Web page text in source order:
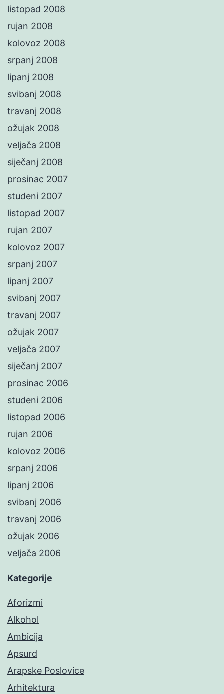
listopad 2008
rujan 2008
kolovoz 2008
srpanj 2008
lipanj 2008
svibanj 2008
travanj 2008
ožujak 2008
veljača 2008
siječanj 2008
prosinac 2007
studeni 2007
listopad 2007
rujan 2007
kolovoz 2007
srpanj 2007
lipanj 2007
svibanj 2007
travanj 2007
ožujak 2007
veljača 2007
siječanj 2007
prosinac 2006
studeni 2006
listopad 2006
rujan 2006
kolovoz 2006
srpanj 2006
lipanj 2006
svibanj 2006
travanj 2006
ožujak 2006
veljača 2006
Kategorije
Aforizmi
Alkohol
Ambicija
Apsurd
Arapske Poslovice
Arhitektura